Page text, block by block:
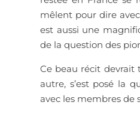
mêlent pour dire
est aussi une
de la question des
Ce beau récit devrait
autre, s’est posé la
avec les membres de